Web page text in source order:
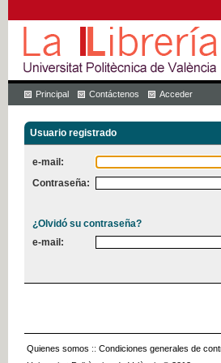
Principal Contáctenos Acceder
Usuario registrado
e-mail:
Contraseña:
¿Olvidó su contraseña?
e-mail:
Quienes somos :: Condiciones generales de